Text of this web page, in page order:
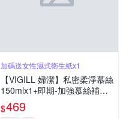
加碼送女性濕式衛生紙x1
【VIGILL 婦潔】私密柔淨慕絲
150mlx1+即期-加強慕絲補充
包170mlx1送衛生紙x1-三款任
選-(慕絲補充包EXP:2027/06/
$469